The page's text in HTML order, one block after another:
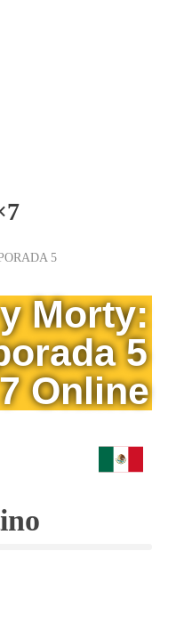
5
Morty:
5
Online